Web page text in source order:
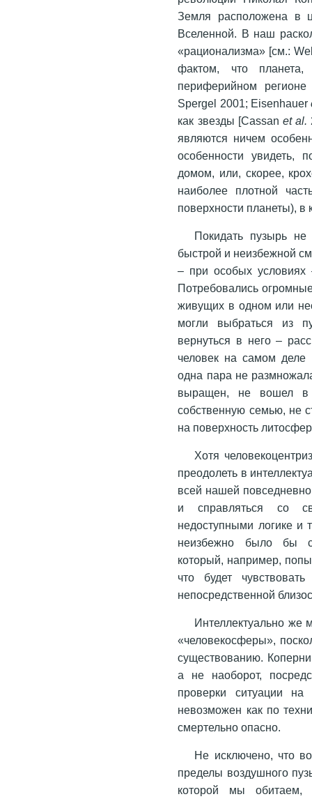
Земля расположена в
Вселенной. В наш
«рационализма» [см.:
фактом, что
периферийном
Spergel 2001; Eisenhauer
как звезды [Cassan et al.
являются ничем
особенности увидеть,
домом, или, скорее,
наиболее плотной
поверхности планеты),
Покидать пузырь не
быстрой и неизбежной
– при особых условиях
Потребовались
живущих в одном или
могли выбраться из
вернуться в него –
человек на самом
одна пара не
выращен, не вошел в
собственную семью, не
на поверхность
Хотя
преодолеть в
всей нашей
и справляться со
недоступными логике и
неизбежно было бы
который, например,
что будет
непосредственной
Интеллектуально же
«человекосферы»,
существованию.
а не наоборот,
проверки ситуации
невозможен как по
смертельно опасно.
Не исключено, что
пределы воздушного
которой мы